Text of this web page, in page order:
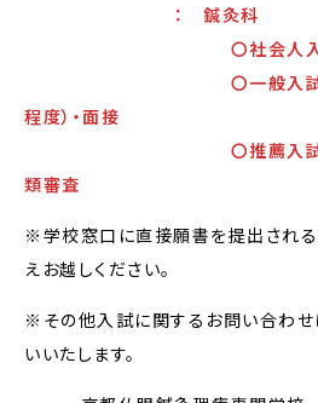
： 鍼灸科
〇社会人入試 ＝
〇一般入試 ＝ 漢
程度）・面接
〇推薦入試 ＝ 小
類審査
※学校窓口に直接願書を提出される
えお越しください。
※その他入試に関するお問い合わせ
いいたします。